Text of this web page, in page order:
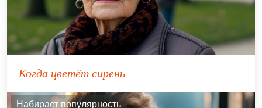
Когда цветёт сирень
Набирает популярность